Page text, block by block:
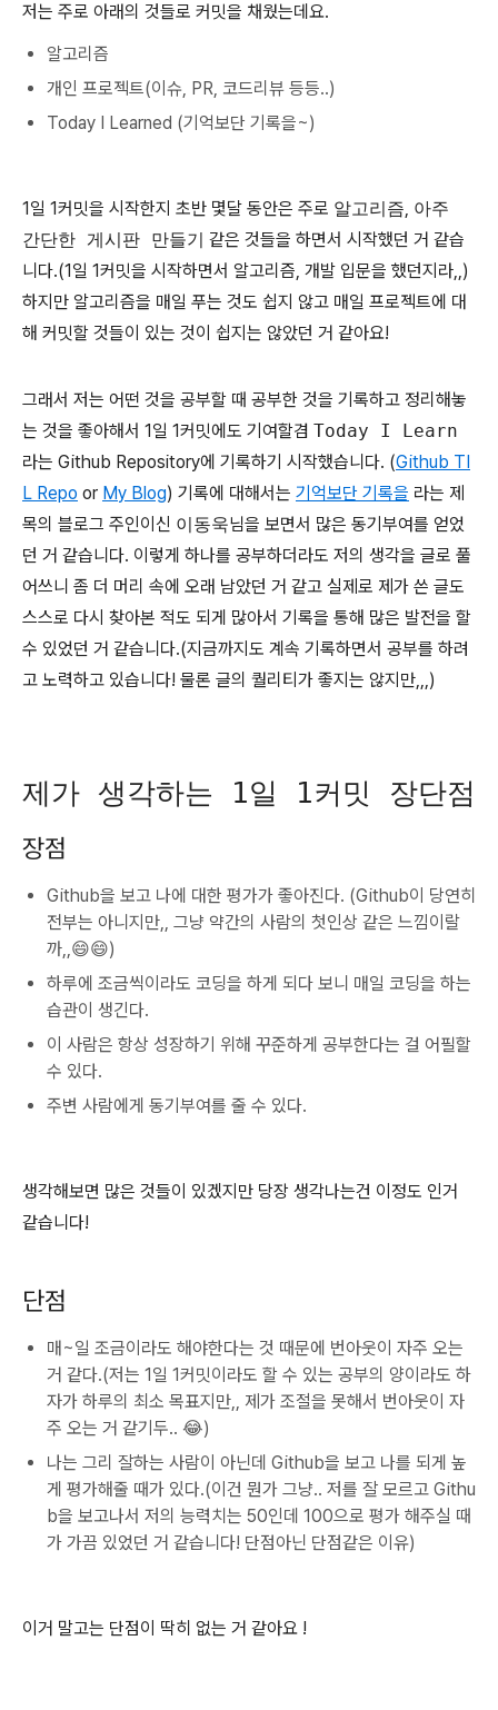
저는 주로 아래의 것들로 커밋을 채웠는데요.
알고리즘
개인 프로젝트(이슈, PR, 코드리뷰 등등..)
Today I Learned (기억보단 기록을~)
1일 1커밋을 시작한지 초반 몇달 동안은 주로 알고리즘, 아주
간단한 게시판 만들기 같은 것들을 하면서 시작했던 거 같습
니다.(1일 1커밋을 시작하면서 알고리즘, 개발 입문을 했던지라,,)
하지만 알고리즘을 매일 푸는 것도 쉽지 않고 매일 프로젝트에 대
해 커밋할 것들이 있는 것이 쉽지는 않았던 거 같아요!
그래서 저는 어떤 것을 공부할 때 공부한 것을 기록하고 정리해놓
는 것을 좋아해서 1일 1커밋에도 기여할겸 Today I Learn
라는 Github Repository에 기록하기 시작했습니다. (Github TI
L Repo or My Blog) 기록에 대해서는 기억보단 기록을 라는 제
목의 블로그 주인이신 이동욱님을 보면서 많은 동기부여를 얻었
던 거 같습니다. 이렇게 하나를 공부하더라도 저의 생각을 글로 풀
어쓰니 좀 더 머리 속에 오래 남았던 거 같고 실제로 제가 쓴 글도
스스로 다시 찾아본 적도 되게 많아서 기록을 통해 많은 발전을 할
수 있었던 거 같습니다.(지금까지도 계속 기록하면서 공부를 하려
고 노력하고 있습니다! 물론 글의 퀄리티가 좋지는 않지만,,,)
제가 생각하는 1일 1커밋 장단점
장점
Github을 보고 나에 대한 평가가 좋아진다. (Github이 당연히
전부는 아니지만,, 그냥 약간의 사람의 첫인상 같은 느낌이랄
까,,😄😄)
하루에 조금씩이라도 코딩을 하게 되다 보니 매일 코딩을 하는
습관이 생긴다.
이 사람은 항상 성장하기 위해 꾸준하게 공부한다는 걸 어필할
수 있다.
주변 사람에게 동기부여를 줄 수 있다.
생각해보면 많은 것들이 있겠지만 당장 생각나는건 이정도 인거
같습니다!
단점
매~일 조금이라도 해야한다는 것 때문에 번아웃이 자주 오는
거 같다.(저는 1일 1커밋이라도 할 수 있는 공부의 양이라도 하
자가 하루의 최소 목표지만,, 제가 조절을 못해서 번아웃이 자
주 오는 거 같기두.. 😂)
나는 그리 잘하는 사람이 아닌데 Github을 보고 나를 되게 높
게 평가해줄 때가 있다.(이건 뭔가 그냥.. 저를 잘 모르고 Githu
b을 보고나서 저의 능력치는 50인데 100으로 평가 해주실 때
가 가끔 있었던 거 같습니다! 단점아닌 단점같은 이유)
이거 말고는 단점이 딱히 없는 거 같아요 !